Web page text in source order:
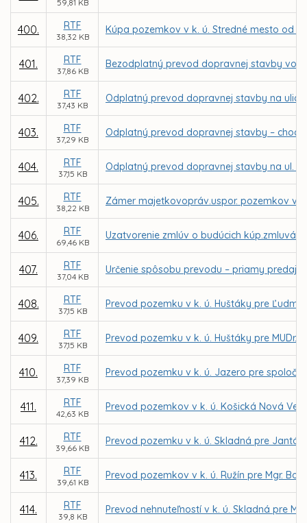
59,81 KB
400. RTF
38,32 KB
Kúpa pozemkov v k. ú. Stredné mesto od
401. RTF
37,86 KB
Bezodplatný prevod dopravnej stavby vo
402. RTF
37,43 KB
Odplatný prevod dopravnej stavby na ulici
403. RTF
37,29 KB
Odplatný prevod dopravnej stavby –
404. RTF
37,15 KB
Odplatný prevod dopravnej stavby na ul.
405. RTF
38,22 KB
Zámer majetkovopráv.uspor. pozemkov v
406. RTF
69,46 KB
Uzatvorenie zmlúv o budúcich
407. RTF
37,04 KB
Určenie spôsobu prevodu – priamy predaj
408. RTF
37,15 KB
Prevod pozemku v k. ú. Huštáky pre
409. RTF
37,15 KB
Prevod pozemku v k. ú. Huštáky pre MUDr.
410. RTF
37,39 KB
Prevod pozemku v k. ú. Jazero pre
411. RTF
42,63 KB
Prevod pozemkov v k. ú. Košická Nová
412. RTF
39,66 KB
Prevod pozemku v k. ú. Skladná pre
413. RTF
39,61 KB
Prevod pozemkov v k. ú. Ružín pre Mgr.
414. RTF
39,8 KB
Prevod nehnuteľností v k. ú. Skladná pre